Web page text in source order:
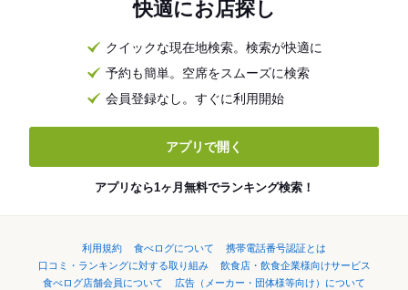
快適にお店探し
クイックな現在地検索。検索が快適に
予約も簡単。空席をスムーズに検索
会員登録なし。すぐに利用開始
アプリで開く
アプリなら1ヶ月無料でランキング検索！
利用規約 食べログについて
携帯電話番号認証とは
口コミ・ランキングに対する取り組み
飲食店・飲食企業様向けサービス
食べログ店舗会員について
広告（メーカー・団体様等向け）について